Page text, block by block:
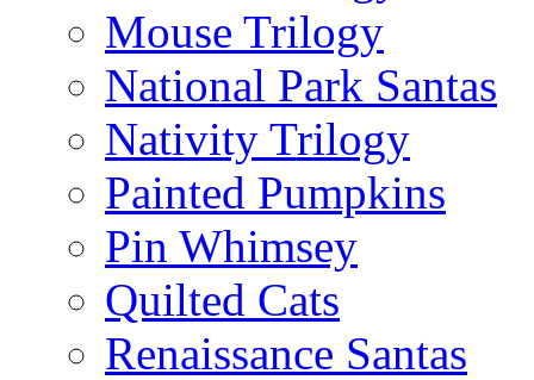
Mouse Trilogy
National Park Santas
Nativity Trilogy
Painted Pumpkins
Pin Whimsey
Quilted Cats
Renaissance Santas